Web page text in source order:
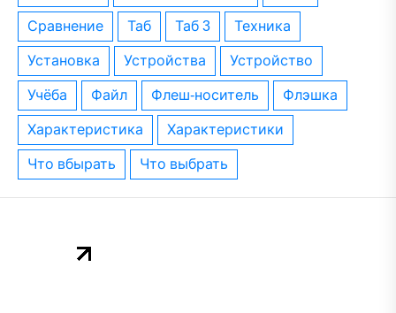
сравнение таб таб 3 техника
установка устройства устройство
учёба файл флеш-носитель флэшка
характеристика характеристики
что вбырать что выбрать